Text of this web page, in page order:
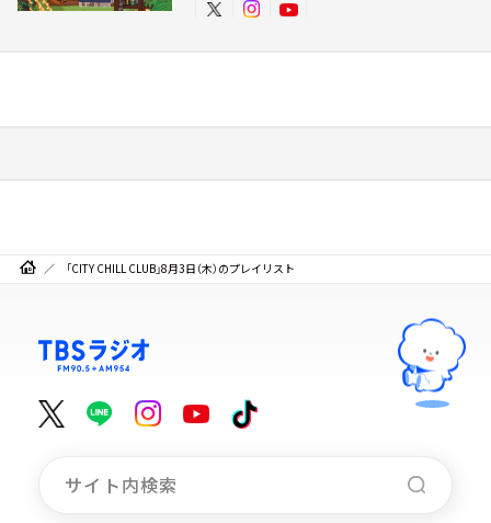
「CITY CHILL CLUB」8月3日（木）のプレイリスト